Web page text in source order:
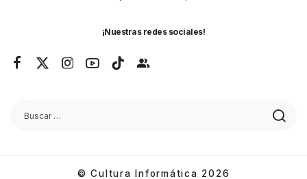
¡Nuestras redes sociales!
© Cultura Informática 2026